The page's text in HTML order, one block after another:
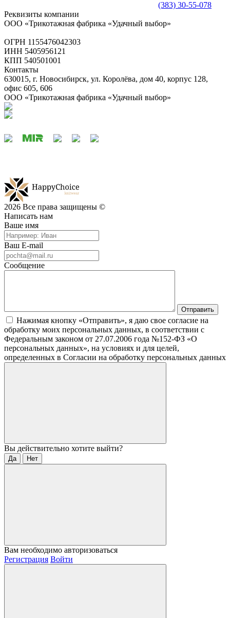
(383) 30-55-078
Реквизиты компании
ООО «Трикотажная фабрика «Удачный выбор»
ОГРН 1155476042303
ИНН 5405956121
КПП 540501001
Контакты
630015, г. Новосибирск, ул. Королёва, дом 40, корпус 128,
офис 605, 606
ООО «Трикотажная фабрика «Удачный выбор»
2026 Все права защищены ©
Написать нам
Ваше имя
Ваш E-mail
Сообщение
Нажимая кнопку «Отправить», я даю свое согласие на
обработку моих персональных данных, в соответствии с
Федеральным законом от 27.07.2006 года №152-ФЗ «О
персональных данных», на условиях и для целей,
определенных в Согласии на обработку персональных данных
Вы действительно хотите выйти?
Да Нет
Вам необходимо авторизоваться
Регистрация Войти